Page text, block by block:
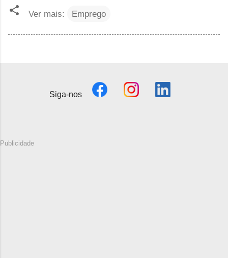
Ver mais: Emprego
Siga-nos
Publicidade